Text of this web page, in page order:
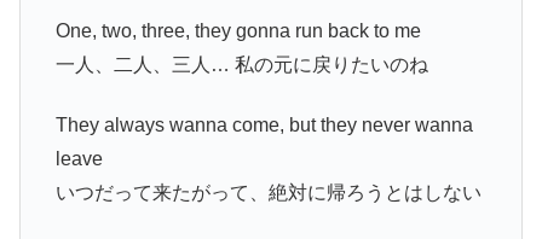
One, two, three, they gonna run back to me
一人、二人、三人… 私の元に戻りたいのね
They always wanna come, but they never wanna
leave
いつだって来たがって、絶対に帰ろうとはしない